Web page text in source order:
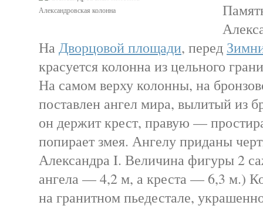
Александровская колонна
НаДворцовой площади, перед
красуется колонна из цельного
На самом верху колонны, на
поставлен ангел мира, вылитый из
он держит крест, правую —
попирает змея. Ангелу приданы
Александра I. Величина фигуры 2
ангела — 4,2 м, а креста — 6,3 м.)
на гранитном пьедестале,